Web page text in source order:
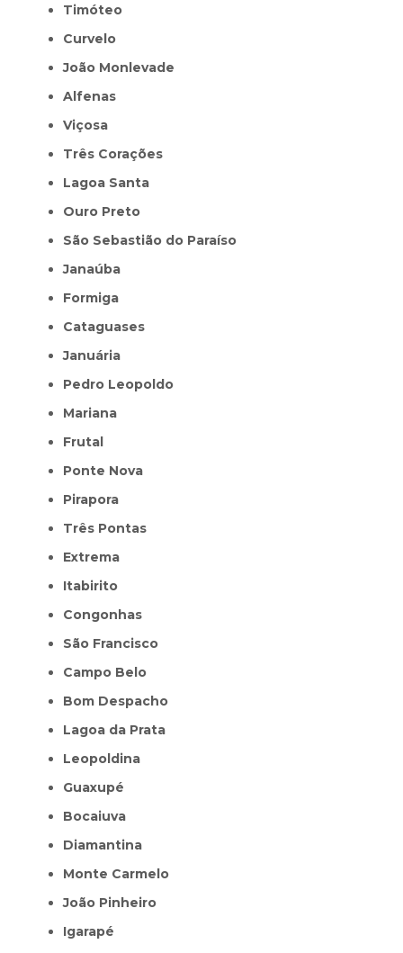
Timóteo
Curvelo
João Monlevade
Alfenas
Viçosa
Três Corações
Lagoa Santa
Ouro Preto
São Sebastião do Paraíso
Janaúba
Formiga
Cataguases
Januária
Pedro Leopoldo
Mariana
Frutal
Ponte Nova
Pirapora
Três Pontas
Extrema
Itabirito
Congonhas
São Francisco
Campo Belo
Bom Despacho
Lagoa da Prata
Leopoldina
Guaxupé
Bocaiuva
Diamantina
Monte Carmelo
João Pinheiro
Igarapé